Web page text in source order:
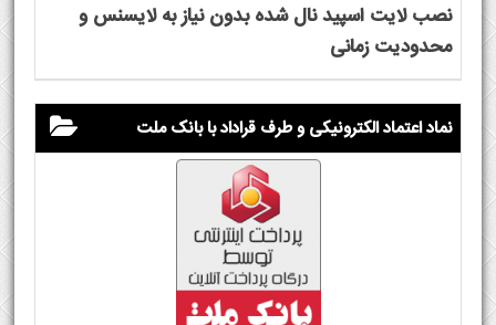
نصب لایت اسپید نال شده بدون نیاز به لایسنس و
محدودیت زمانی
نماد اعتماد الکترونیکی و طرف قراداد با بانک ملت